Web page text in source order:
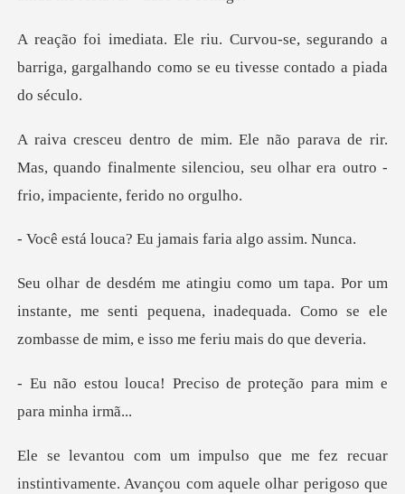
e, segurando a
barriga, gargalhando como
rir.
Mas, quando finalmente silenciou, seu olha
? Eu jamais faria
instante, me senti pequena, inadequada. Como se ele
reciso de proteção para
cuar
instintivamente. Avançou com aquele olh